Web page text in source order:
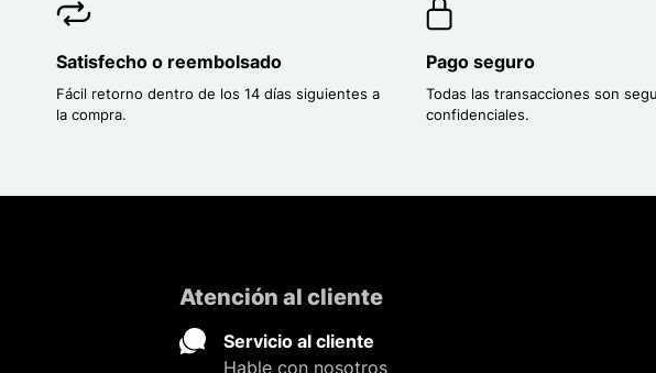
Satisfecho o reembolsado
Fácil retorno dentro de los 14 días siguientes a
la compra.
Pago seguro
Todas las transacciones son
confidenciales.
Atención al cliente
Servicio al cliente
Hable con nosotros